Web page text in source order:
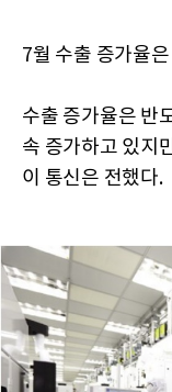
7월 수출 증가율
수출 증가율은 반
속 증가하고 있지
이 통신은 전했다.